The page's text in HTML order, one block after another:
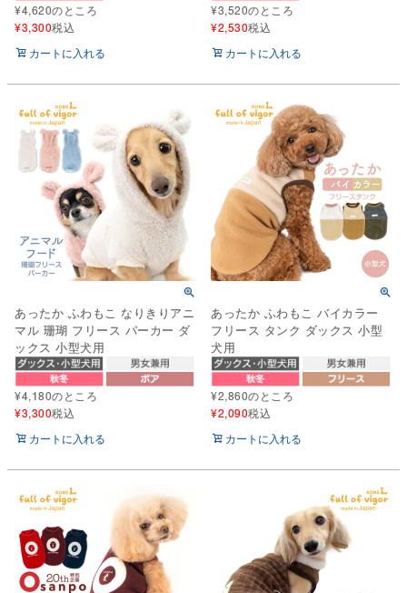
¥4,620のところ
¥3,300税込
カートに入れる
¥3,520のところ
¥2,530税込
カートに入れる
あったか ふわもこ なりきりアニ
マル 珊瑚 フリース パーカー ダ
ックス 小型犬用
¥4,180のところ
¥3,300税込
カートに入れる
あったか ふわもこ バイカラー
フリース タンク ダックス 小型
犬用
¥2,860のところ
¥2,090税込
カートに入れる